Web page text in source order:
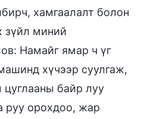
хамгаалалт болон
зүйл миний
Намайг ямар ч үг
хүчээр суулгаж,
цуглааны байр луу
руу орохдоо, жар